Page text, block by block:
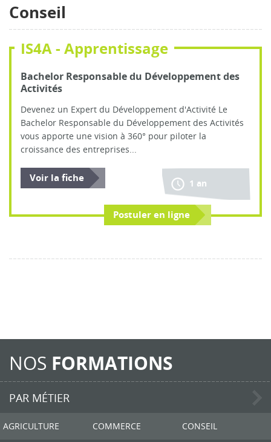
Conseil
IS4A - Apprentissage
Bachelor Responsable du Développement des
Activités
Devenez un Expert du Développement d'Activité Le
Bachelor Responsable du Développement des Activités
vous apporte une vision à 360° pour piloter la
croissance des entreprises...
Voir la fiche
Postuler en ligne
1 an
NOS FORMATIONS
PAR MÉTIER
AGRICULTURE COMMERCE CONSEIL